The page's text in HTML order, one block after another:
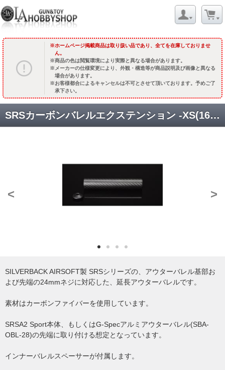
ホームページ掲載商品は取り扱い品であり、全てを在庫しておりませ
ん。
商品の色は閲覧環境により実際と異なる場合があります。
メーカーの仕様変更により、外観・構造等が商品説明及び画像と異なる
場合があります。
お客様都合によるキャンセルは不可とさせて頂いております。予めご了
承下さい。
SRSカーボンバレルエクステンション -XS(165mm) [SBA-CBX-01] [取寄]
< >
SILVERBACK AIRSOFT製 SRSシリーズの、アウターバレル基部お
よび先端の24mmネジに対応した、延長アウターバレルです。
素材はカーボンファイバーを使用しています。
SRSA2 Sport本体、もしくはG-Specアルミアウターバレル(SBA-
OBL-28)の先端に取り付ける想定となっています。
インナーバレルスペーサーが付属します。